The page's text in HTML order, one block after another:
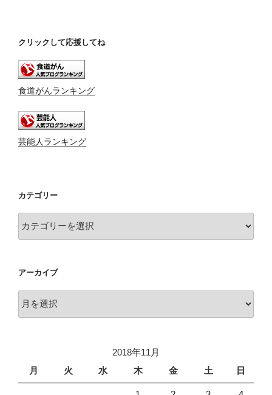
クリックして応援してね
食道がんランキング
芸能人ランキング
カテゴリー
テ
ー
アーカイブ
ー
2018年11月
月
火 水 木 金 土 日